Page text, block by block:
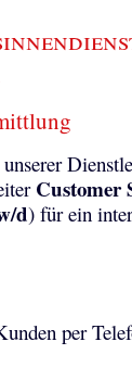
Customer
d) für ein
per